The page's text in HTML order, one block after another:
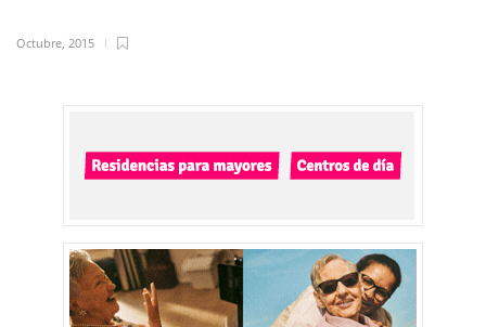
Octubre, 2015